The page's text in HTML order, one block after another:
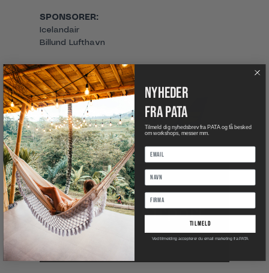
SPONSORER:
Icelandair
Billund Lufthavn
nyheder
fra pata
Tilmeld dig nyhedsbrev fra PATA og få besked
om workshops, messer mm.
tilmeld
Ved tilmelding accepterer du email marketing fra PATA